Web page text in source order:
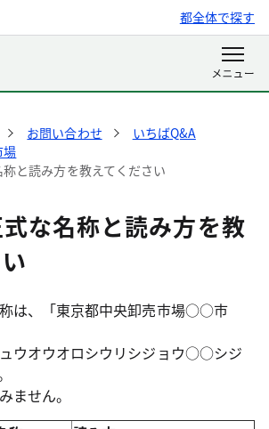
都全体で探す
お問い合わせ
いちばQ&A
場
と読み方を教えてください
な名称と読み方を教
は、「東京都中央卸売市場○○市
ュウオウオロシウリシジョウ○○シジ
ません。